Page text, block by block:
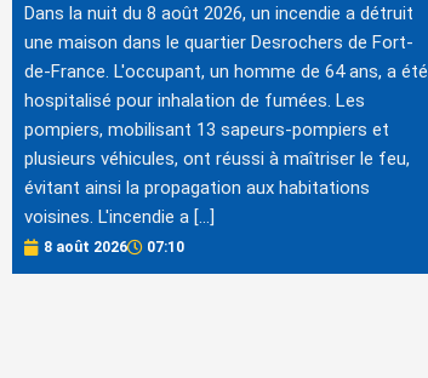
Dans la nuit du 8 août 2026, un incendie a détruit
une maison dans le quartier Desrochers de Fort-
de-France. L'occupant, un homme de 64 ans, a été
hospitalisé pour inhalation de fumées. Les
pompiers, mobilisant 13 sapeurs-pompiers et
plusieurs véhicules, ont réussi à maîtriser le feu,
évitant ainsi la propagation aux habitations
voisines. L'incendie a […]
8 août 2026 07:10